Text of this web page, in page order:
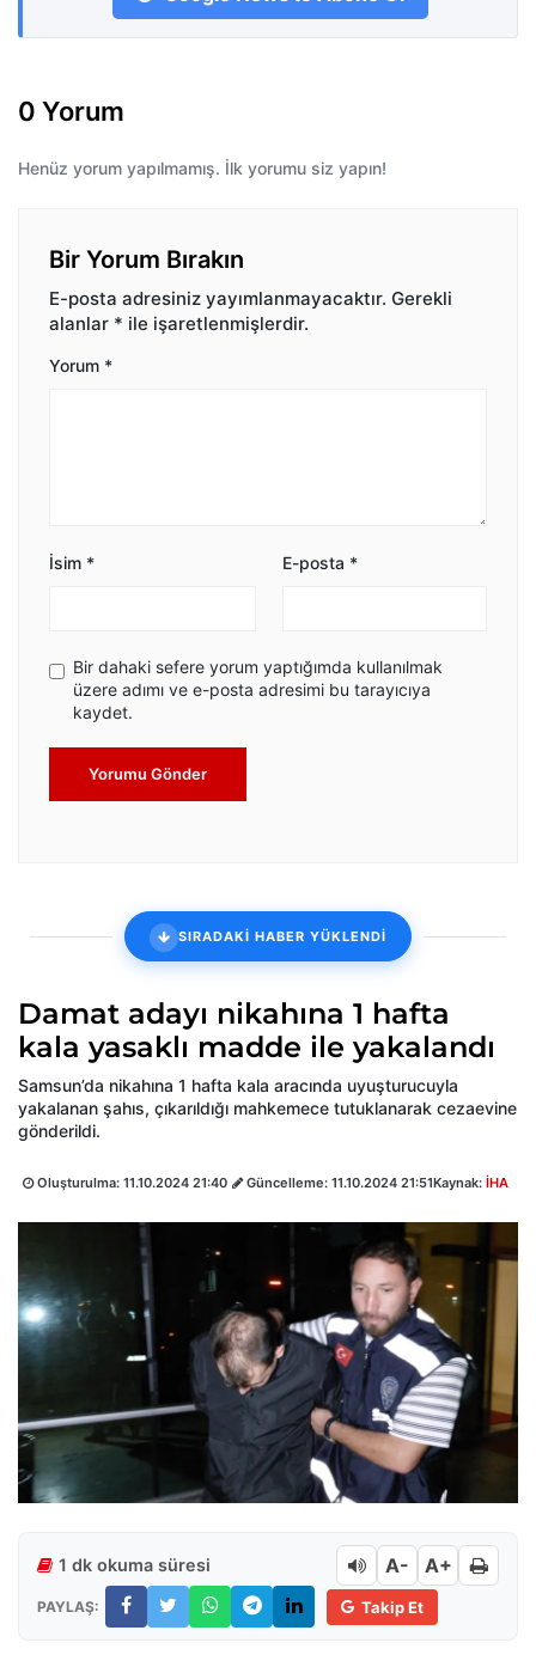
0 Yorum
Henüz yorum yapılmamış. İlk yorumu siz yapın!
Bir Yorum Bırakın
E-posta adresiniz yayımlanmayacaktır. Gerekli
alanlar * ile işaretlenmişlerdir.
Yorum *
İsim * E-posta *
Bir dahaki sefere yorum yaptığımda kullanılmak
üzere adımı ve e-posta adresimi bu tarayıcıya
kaydet.
Yorumu Gönder
SIRADAKİ HABER YÜKLENDİ
Damat adayı nikahına 1 hafta
kala yasaklı madde ile yakalandı
Samsun’da nikahına 1 hafta kala aracında uyuşturucuyla
yakalanan şahıs, çıkarıldığı mahkemece tutuklanarak cezaevine
gönderildi.
Oluşturulma: 11.10.2024 21:40 Güncelleme: 11.10.2024 21:51Kaynak: İHA
1 dk okuma süresi A- A+
PAYLAŞ: Takip Et